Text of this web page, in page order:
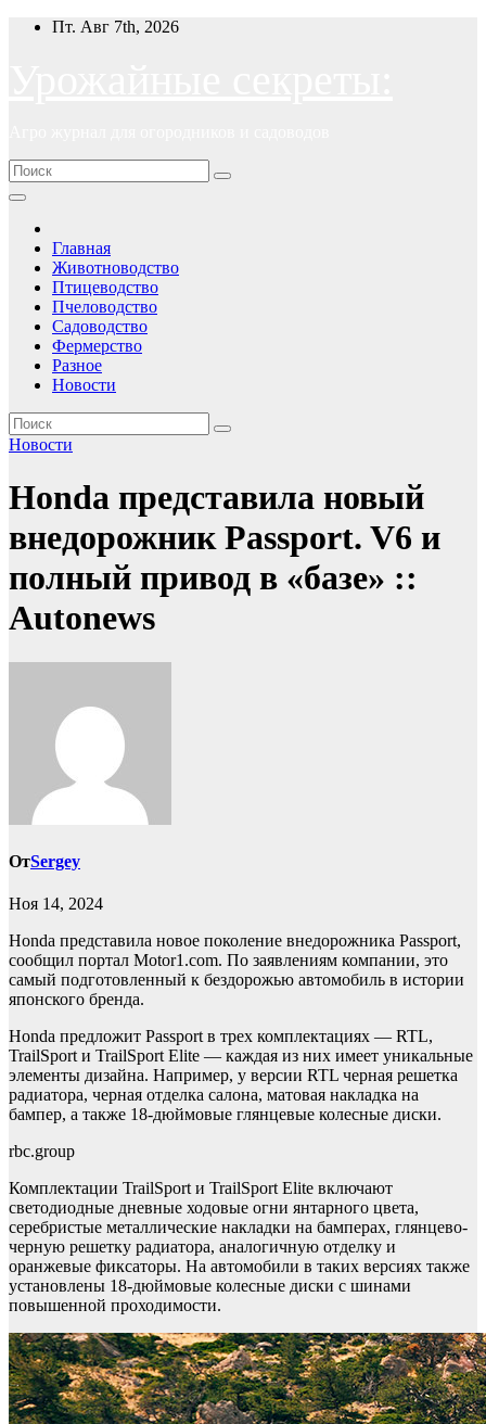
ПерейтиПт. Авг 7th, 2026
Главная
Животноводство
Птицеводство
Пчеловодство
Садоводство
Фермерство
Разное
Новости
Новости
Honda представила новый
внедорожник Passport. V6 и
полный привод в «базе» ::
Autonews
ОтSergey
Ноя 14, 2024
Honda представила новое поколение внедорожника Passport,
сообщил портал Motor1.com. По заявлениям компании, это
самый подготовленный к бездорожью автомобиль в истории
японского бренда.
Honda предложит Passport в трех комплектациях — RTL,
TrailSport и TrailSport Elite — каждая из них имеет уникальные
элементы дизайна. Например, у версии RTL черная решетка
радиатора, черная отделка салона, матовая накладка на
бампер, а также 18-дюймовые глянцевые колесные диски.
rbc.group
Комплектации TrailSport и TrailSport Elite включают
светодиодные дневные ходовые огни янтарного цвета,
серебристые металлические накладки на бамперах, глянцево-
черную решетку радиатора, аналогичную отделку и
оранжевые фиксаторы. На автомобили в таких версиях также
установлены 18-дюймовые колесные диски с шинами
повышенной проходимости.